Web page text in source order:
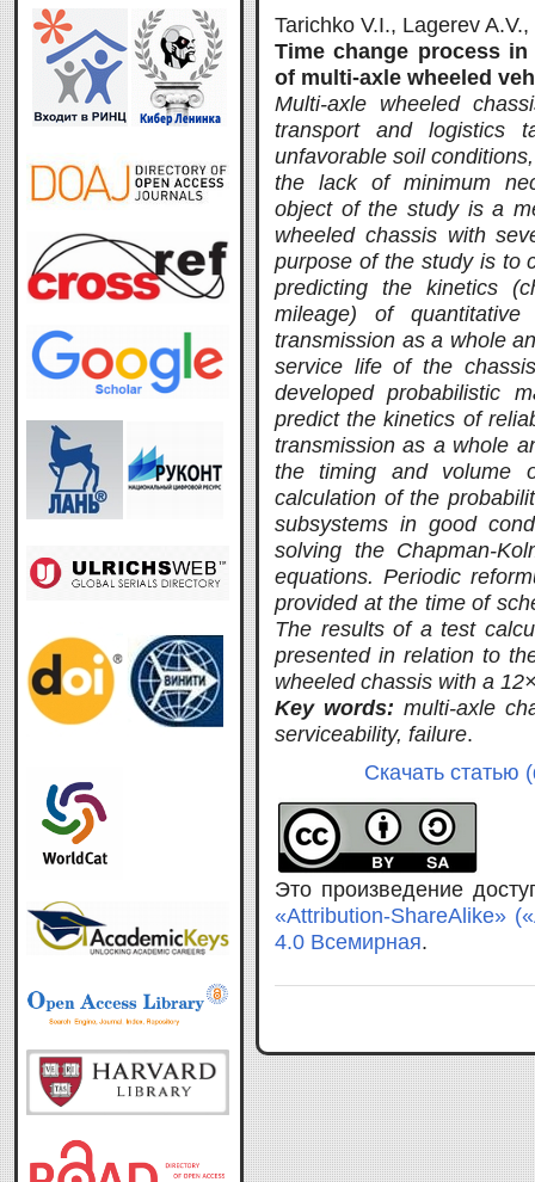
Tarichko V.I., Lagerev
Time change process
of multi-axle wheeled
Multi-axle wheeled
transport and logistics
unfavorable soil
the lack of minimum
object of the study is a
wheeled chassis with
purpose of the study is to
predicting the kinetics
mileage) of
transmission as a whole
service life of the
developed probabilistic
predict the kinetics of
transmission as a whole
the timing and volume
calculation of the
subsystems in good
solving the Chapman-
equations. Periodic
provided at the time of
The results of a test
presented in relation to
wheeled chassis with a
Key words: multi-axle
serviceability, failure.
Скачать
Это произведение
«Attribution-ShareAlike»
4.0 Всемирная.